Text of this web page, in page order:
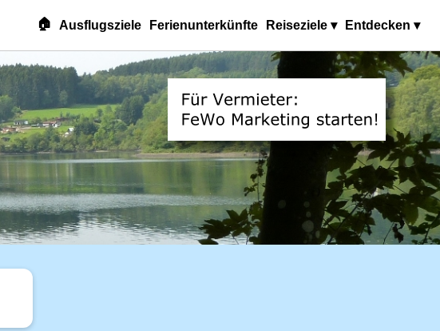
🏠 Ausflugsziele Ferienunterkünfte Reiseziele ▾ Entdecken ▾